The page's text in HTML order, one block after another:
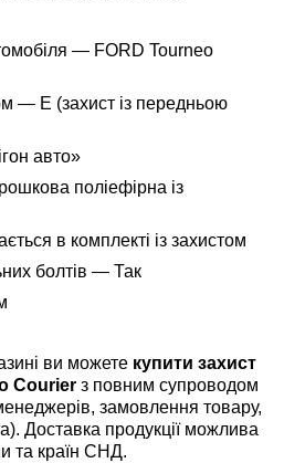
— FORD Tourneo
— E (захист із передньою
авто»
поліефірна із
в комплекті із захистом
болтів — Так
ви можете купити захист
Courier з повним супроводом
замовлення товару,
Доставка продукції можлива
та країн СНД.